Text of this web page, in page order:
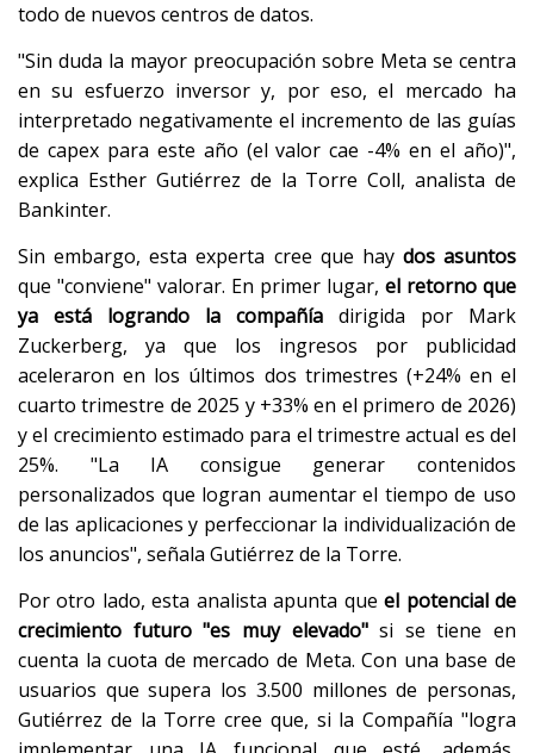
todo de nuevos centros de datos.
"Sin duda la mayor preocupación sobre Meta se centra
en su esfuerzo inversor y, por eso, el mercado ha
interpretado negativamente el incremento de las guías
de capex para este año (el valor cae -4% en el año)",
explica Esther Gutiérrez de la Torre Coll, analista de
Bankinter.
Sin embargo, esta experta cree que hay dos asuntos
que "conviene" valorar. En primer lugar, el retorno que
ya está logrando la compañía dirigida por Mark
Zuckerberg, ya que los ingresos por publicidad
aceleraron en los últimos dos trimestres (+24% en el
cuarto trimestre de 2025 y +33% en el primero de 2026)
y el crecimiento estimado para el trimestre actual es del
25%. "La IA consigue generar contenidos
personalizados que logran aumentar el tiempo de uso
de las aplicaciones y perfeccionar la individualización de
los anuncios", señala Gutiérrez de la Torre.
Por otro lado, esta analista apunta queel potencial de
crecimiento futuro "es muy elevado"si se tiene en
cuenta la cuota de mercado de Meta. Con una base de
usuarios que supera los 3.500 millones de personas,
Gutiérrez de la Torre cree que, si la Compañía "logra